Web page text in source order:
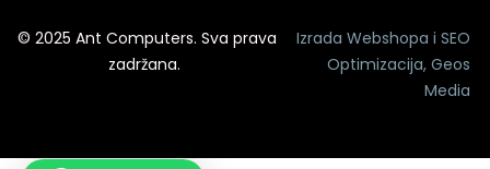
© 2025 Ant Computers. Sva prava
zadržana.
Izrada Webshopa iSEO
Optimizacija,Geos
Media